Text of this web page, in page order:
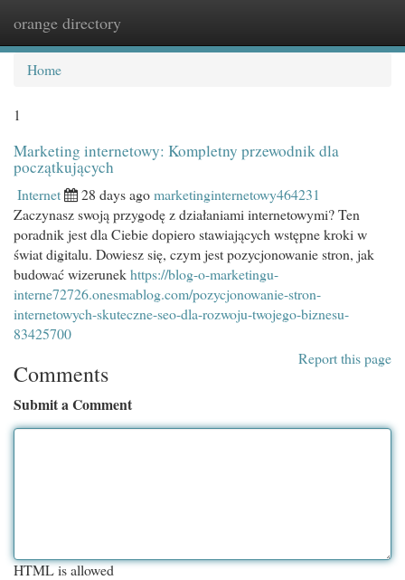
orange directory
Home
1
Marketing internetowy: Kompletny przewodnik dla
początkujących
Internet 28 days agomarketinginternetowy464231
Zaczynasz swoją przygodę z działaniami internetowymi? Ten
poradnik jest dla Ciebie dopiero stawiających wstępne kroki w
świat digitalu. Dowiesz się, czym jest pozycjonowanie stron, jak
budować wizerunekhttps://blog-o-marketingu-
interne72726.onesmablog.com/pozycjonowanie-stron-
internetowych-skuteczne-seo-dla-rozwoju-twojego-biznesu-
83425700
Report this page
Comments
Submit a Comment
HTML is allowed